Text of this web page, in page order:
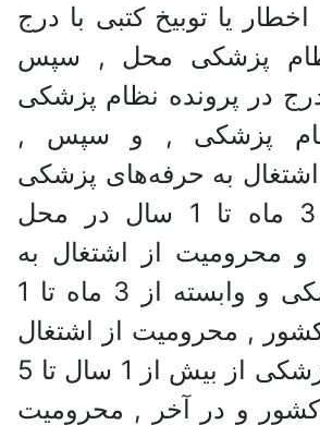
یا توبیخ‌ کتبی‌ با درج‌
پزشکی‌ محل , سپس
درج‌ در پرونده‌ نظام‌ پزشکی‌
پزشکی‌ , و سپس ,
به‌ حرفه‌های‌ پزشکی‌
و وابسته‌ از 3‌ ماه‌ تا 1‌ سال‌ در محل‌
و محرومیت‌ از اشتغال‌ به‌
حرفه‌های‌ پزشکی‌ و وابسته‌ از 3‌ ماه‌ تا 1
, محرومیت‌ از اشتغال‌
و در آخر , محرومیت‌